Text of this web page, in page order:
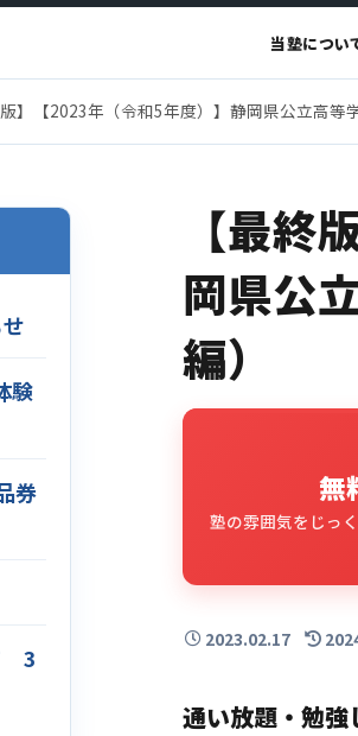
版】【2023年（令和5年度）】静岡県公立高
当塾につい
【最
岡県公
編）
無
塾の雰囲気をじっ
2023.02.17
通い放題・勉強
験
券
3